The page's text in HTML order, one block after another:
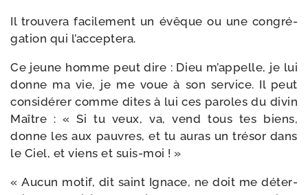
Il trou­ve­ra faci­le­ment un évêque ou une congré­
ga­tion qui l’acceptera.
Ce jeune homme peut dire : Dieu m’appelle, je lui
donne ma vie, je me voue à son ser­vice. Il peut
consi­dé­rer comme dites à lui ces paroles du divin
Maître : « Si tu veux, va, vend tous tes biens,
donne les aux pauvres, et tu auras un tré­sor dans
le Ciel, et viens et suis-moi ! »
« Aucun motif, dit saint Ignace, ne doit me déter­